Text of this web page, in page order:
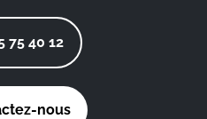
75 40 12
nous